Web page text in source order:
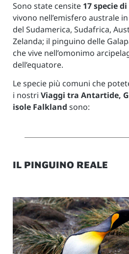
Sono state censite 17 specie
vivono nell’emisfero australe
del Sudamerica, Sudafrica,
Zelanda; il pinguino delle
che vive nell’omonimo
dell’equatore.
Le specie più comuni che
i nostri Viaggi tra Antartide,
isole Falkland sono:
IL PINGUINO REALE